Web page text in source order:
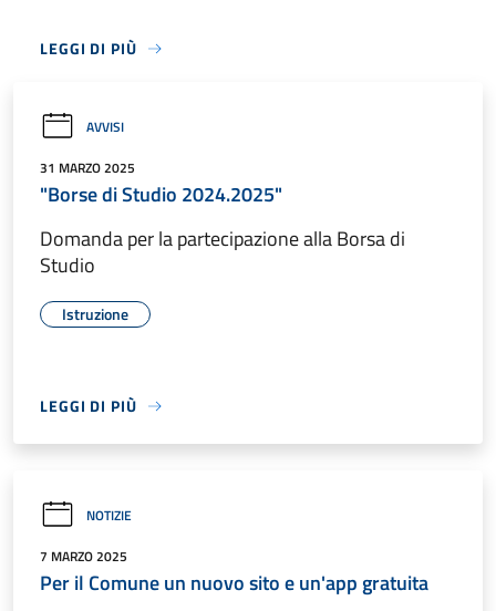
LEGGI DI PIÙ
AVVISI
31 MARZO 2025
"Borse di Studio 2024.2025"
Domanda per la partecipazione alla Borsa di
Studio
Istruzione
LEGGI DI PIÙ
NOTIZIE
7 MARZO 2025
Per il Comune un nuovo sito e un'app gratuita